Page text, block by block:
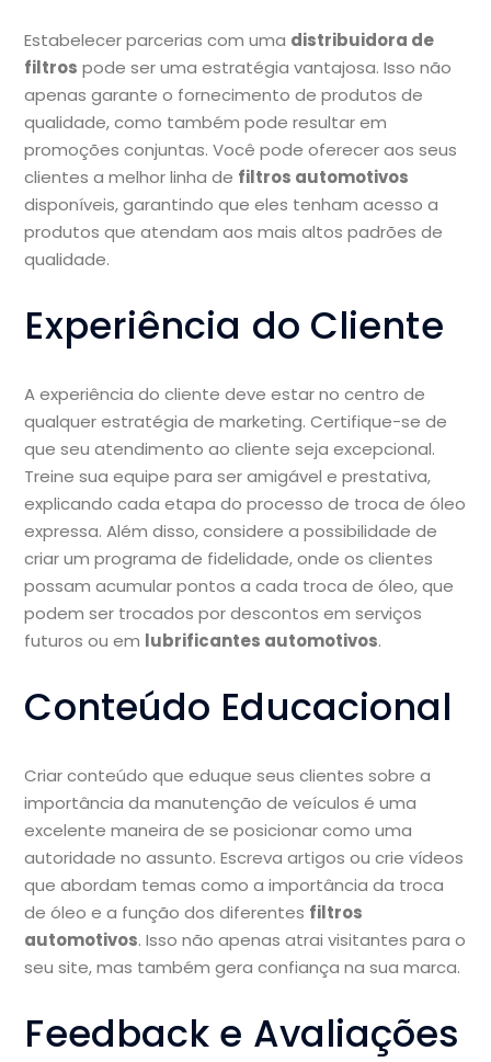
Estabelecer parcerias com uma distribuidora de
filtros pode ser uma estratégia vantajosa. Isso não
apenas garante o fornecimento de produtos de
qualidade, como também pode resultar em
promoções conjuntas. Você pode oferecer aos seus
clientes a melhor linha de filtros automotivos
disponíveis, garantindo que eles tenham acesso a
produtos que atendam aos mais altos padrões de
qualidade.
Experiência do Cliente
A experiência do cliente deve estar no centro de
qualquer estratégia de marketing. Certifique-se de
que seu atendimento ao cliente seja excepcional.
Treine sua equipe para ser amigável e prestativa,
explicando cada etapa do processo de troca de óleo
expressa. Além disso, considere a possibilidade de
criar um programa de fidelidade, onde os clientes
possam acumular pontos a cada troca de óleo, que
podem ser trocados por descontos em serviços
futuros ou em lubrificantes automotivos.
Conteúdo Educacional
Criar conteúdo que eduque seus clientes sobre a
importância da manutenção de veículos é uma
excelente maneira de se posicionar como uma
autoridade no assunto. Escreva artigos ou crie vídeos
que abordam temas como a importância da troca
de óleo e a função dos diferentes filtros
automotivos. Isso não apenas atrai visitantes para o
seu site, mas também gera confiança na sua marca.
Feedback e Avaliações